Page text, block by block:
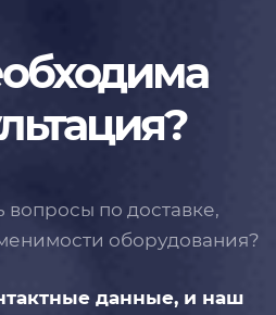
вопросы по доставке,
оборудования?
данные, и наш